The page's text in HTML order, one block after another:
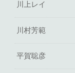
川上レイ
川村芳範
平賀聡彦